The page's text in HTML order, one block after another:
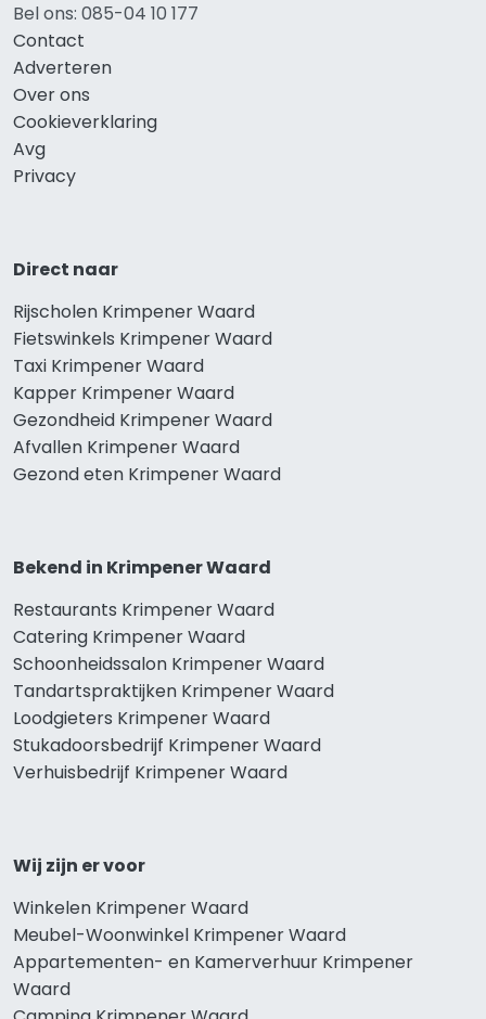
Bel ons: 085-04 10 177
Contact
Adverteren
Over ons
Cookieverklaring
Avg
Privacy
Direct naar
Rijscholen Krimpener Waard
Fietswinkels Krimpener Waard
Taxi Krimpener Waard
Kapper Krimpener Waard
Gezondheid Krimpener Waard
Afvallen Krimpener Waard
Gezond eten Krimpener Waard
Bekend in Krimpener Waard
Restaurants Krimpener Waard
Catering Krimpener Waard
Schoonheidssalon Krimpener Waard
Tandartspraktijken Krimpener Waard
Loodgieters Krimpener Waard
Stukadoorsbedrijf Krimpener Waard
Verhuisbedrijf Krimpener Waard
Wij zijn er voor
Winkelen Krimpener Waard
Meubel-Woonwinkel Krimpener Waard
Appartementen- en Kamerverhuur Krimpener
Waard